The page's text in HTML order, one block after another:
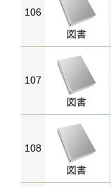
106
図書
107
図書
108
図書